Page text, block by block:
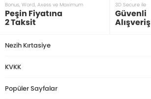
Bonus, Word, Axess ve Maximum
Peşin Fiyatına
2 Taksit
3D Secure ile
Güvenli
Alışveriş
Nezih Kırtasiye
KVKK
Popüler Sayfalar